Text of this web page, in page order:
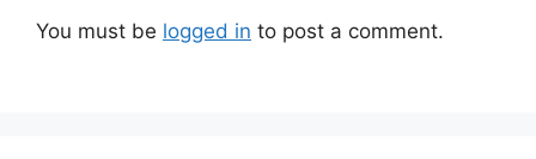
You must be logged in to post a comment.